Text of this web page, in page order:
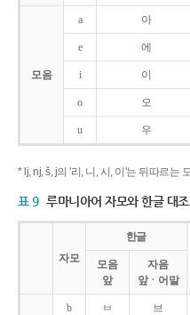
모음
a 아
e 에
i 이
o 오
u 우
* lj, nj, š, j의 '리, 니, 시, 이'는 뒤따르는
표 9 루마니아어 자모와 한글 대
자모
한글
모음
앞
자음
앞ㆍ어말
b ㅂ 브